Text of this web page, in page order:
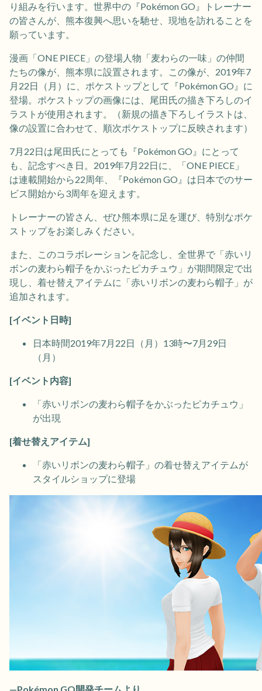
り組みを行います。世界中の『Pokémon GO』トレーナー
の皆さんが、熊本復興へ思いを馳せ、現地を訪れることを
願っています。
漫画「ONE PIECE」の登場人物「麦わらの一味」の仲間
たちの像が、熊本県に設置されます。この像が、2019年7
月22日（月）に、ポケストップとして『Pokémon GO』に
登場。ポケストップの画像には、尾田氏の描き下ろしのイ
ラストが使用されます。（新規の描き下ろしイラストは、
像の設置に合わせて、順次ポケストップに反映されます）
7月22日は尾田氏にとっても『Pokémon GO』にとって
も、記念すべき日。2019年7月22日に、「ONE PIECE」
は連載開始から22周年、『Pokémon GO』は日本でのサー
ビス開始から3周年を迎えます。
トレーナーの皆さん、ぜひ熊本県に足を運び、特別なポケ
ストップをお楽しみください。
また、このコラボレーションを記念し、全世界で「赤いリ
ボンの麦わら帽子をかぶったピカチュウ」が期間限定で出
現し、着せ替えアイテムに「赤いリボンの麦わら帽子」が
追加されます。
[イベント日時]
日本時間2019年7月22日（月）13時〜7月29日
（月）
[イベント内容]
「赤いリボンの麦わら帽子をかぶったピカチュウ」
が出現
[着せ替えアイテム]
「赤いリボンの麦わら帽子」の着せ替えアイテムが
スタイルショップに登場